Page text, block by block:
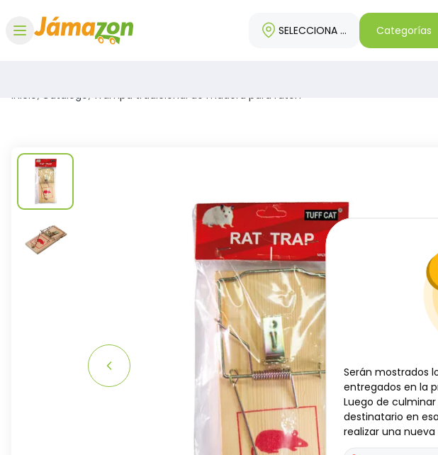
SELECCIONA TU REGIÓNCategorías
Inicio/ Catálogo/ Trampa tradicional de madera para ratón
Serán mostrados
entregados en la
Luego de
destinatario en
realizar una nueva
Serán mostrados
entregados en la
Luego de
destinatario en
realizar una nueva